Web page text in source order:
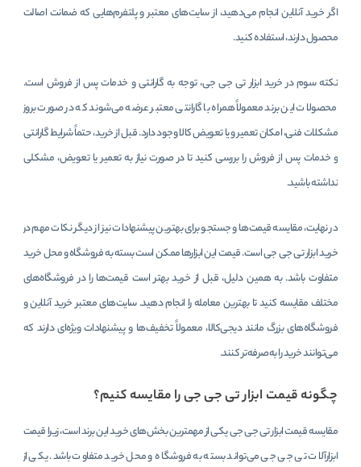
اگر خرید آنلاین انجام می‌دهید، از سایت‌های معتبر و پلتفرم‌هایی که ضمانت اصالت
محصول دارند، استفاده کنید.
نکته سوم در خرید ابزار تی جی جی، توجه به گارانتی و خدمات پس از فروش است.
محصولات این برند معمولاً همراه با گارانتی معتبر عرضه می‌شوند که در صورت بروز
مشکلات فنی، امکان تعمیر و یا تعویض کالا وجود دارد. قبل از خرید، حتماً شرایط گارانتی
و خدمات پس از فروش را بررسی کنید تا در صورت نیاز به تعمیر یا تعویض، مشکلی
نداشته باشید.
در نهایت، مقایسه قیمت‌ها و جستجو برای بهترین پیشنهادات نیز از دیگر نکات مهم در
خرید ابزار تی جی جی است. قیمت این ابزارها ممکن است بسته به فروشگاه و محل خرید
متفاوت باشد. به همین دلیل، قبل از خرید بهتر است قیمت‌ها را در فروشگاه‌های
مختلف مقایسه کنید تا بهترین معامله را انجام دهید. سایت‌های معتبر خرید آنلاین و
فروشگاه‌های بزرگ مانند دیجی‌کالا، معمولاً تخفیف‌ها و پیشنهادات ویژه‌ای دارند که
می‌توانند خرید را به‌صرفه‌تر کنند.
چگونه قیمت ابزار تی جی جی را مقایسه کنیم؟
مقایسه قیمت ابزار تی جی جی یکی از مهمترین بخش‌های خرید این برند است، زیرا قیمت
ابزارآلات تی جی جی می‌تواند بسته به فروشگاه و محل خرید متفاوت باشد. یکی از